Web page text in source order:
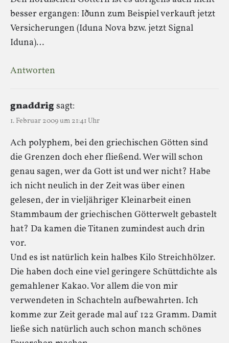
besser ergangen: Iðunn zum Beispiel verkauft jetzt
Versicherungen (Iduna Nova bzw. jetzt Signal
Iduna)…
Antworten
gnaddrigsagt:
1. Februar 2009 um 21:41 Uhr
Ach polyphem, bei den griechischen Götten sind
die Grenzen doch eher fließend. Wer will schon
genau sagen, wer da Gott ist und wer nicht? Habe
ich nicht neulich in der Zeit was über einen
gelesen, der in vieljähriger Kleinarbeit einen
Stammbaum der griechischen Götterwelt gebastelt
hat? Da kamen die Titanen zumindest auch drin
vor.
Und es ist natürlich kein halbes Kilo Streichhölzer.
Die haben doch eine viel geringere Schüttdichte als
gemahlener Kakao. Vor allem die von mir
verwendeten in Schachteln aufbewahrten. Ich
komme zur Zeit gerade mal auf 122 Gramm. Damit
ließe sich natürlich auch schon manch schönes